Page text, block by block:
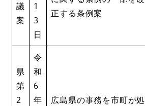
議
案
1
3
日
正する条例案
県
第
2
令
和
6
年
広島県の事務を市町が処